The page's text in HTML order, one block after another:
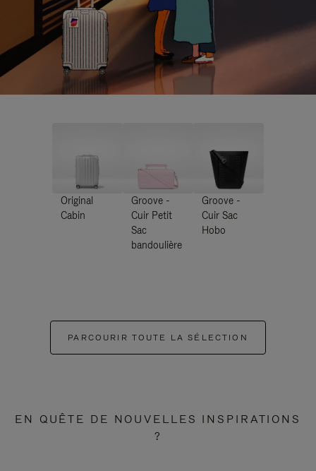
Original
Cabin
Groove -
Cuir Petit
Sac
bandoulière
Groove -
Cuir Sac
Hobo
PARCOURIR TOUTE LA SÉLECTION
EN QUÊTE DE NOUVELLES INSPIRATIONS
?